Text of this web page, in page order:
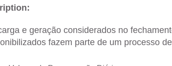
e geração considerados no
fazem parte de um processo